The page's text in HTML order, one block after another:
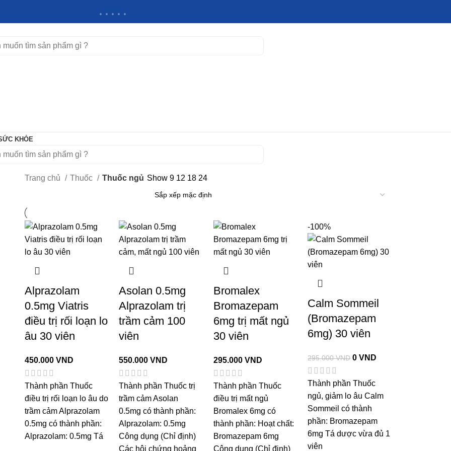
KHỎE
Trang chủ Thuốc Thuốc ngủ Show9 12 18 24
Alprazolam
0.5mg Viatris
điều trị rối loạn lo
âu 30 viên
450.000 VND
Thành phần Thuốc
điều trị rối loạn lo âu do
trầm cảm Alprazolam
0.5mg có thành phần:
Alprazolam: 0.5mg Tá
Asolan 0.5mg
Alprazolam trị
trầm cảm 100
viên
550.000VND
Thành phần Thuốc trị
trầm cảm Asolan
0.5mg có thành phần:
Alprazolam: 0.5mg
Công dụng (Chỉ định)
Các hội chứng hoảng
Bromalex
Bromazepam
6mg trị mất ngủ
30 viên
295.000 VND
Thành phần Thuốc
điều trị mất ngủ
Bromalex 6mg có
thành phần: Hoạt chất:
Bromazepam 6mg
Công dụng (Chỉ định)
-100%
Calm Sommeil
(Bromazepam
6mg) 30 viên
295.000VND 0VND
Thành phần Thuốc
ngủ, giảm lo âu Calm
Sommeil có thành
phần: Bromazepam
6mg Tá dược vừa đủ 1
viên